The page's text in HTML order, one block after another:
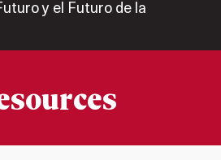
y el Futuro de la